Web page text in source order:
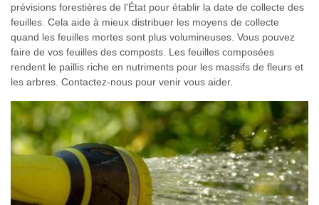
prévisions forestières de l'État pour établir la date de collecte des
feuilles. Cela aide à mieux distribuer les moyens de collecte
quand les feuilles mortes sont plus volumineuses. Vous pouvez
faire de vos feuilles des composts. Les feuilles composées
rendent le paillis riche en nutriments pour les massifs de fleurs et
les arbres. Contactez-nous pour venir vous aider.